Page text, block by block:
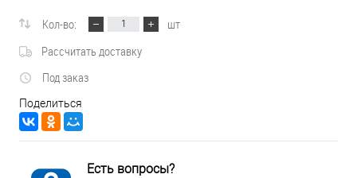
Кол-во:
шт
Рассчитать доставку
Под заказ
Поделиться
Есть вопросы?